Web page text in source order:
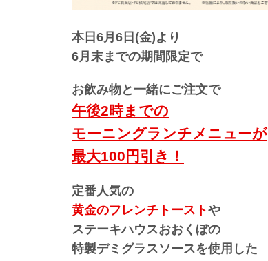
本日6月6日(金)より
6月末までの期間限定で
お飲み物と一緒にご注文で
午後2時までの
モーニングランチメニューが
最大100円引き！
定番人気の
黄金のフレンチトーストや
ステーキハウスおおくぼの
特製デミグラスソースを使用した